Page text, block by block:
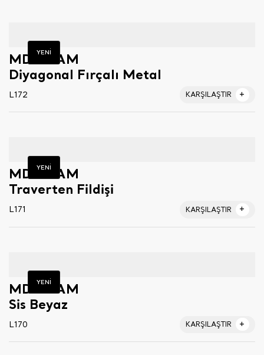
YENİ
MDF-LAM
Diyagonal Fırçalı Metal
L172 KARŞILAŞTIR
YENİ
MDF-LAM
Traverten Fildişi
L171 KARŞILAŞTIR
YENİ
MDF-LAM
Sis Beyaz
L170 KARŞILAŞTIR